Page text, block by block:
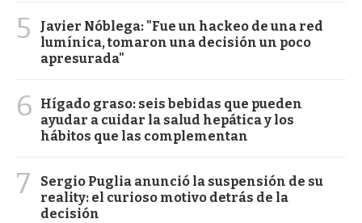
5
Javier Nóblega: "Fue un hackeo de una red
lumínica, tomaron una decisión un poco
apresurada"
6
Hígado graso: seis bebidas que pueden
ayudar a cuidar la salud hepática y los
hábitos que las complementan
7
Sergio Puglia anunció la suspensión de su
reality: el curioso motivo detrás de la
decisión